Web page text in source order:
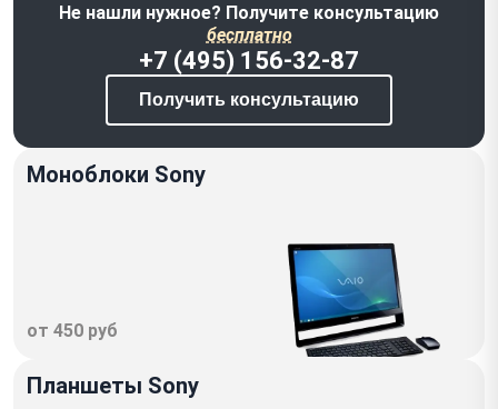
Не нашли нужное? Получите консультацию
бесплатно
+7 (495) 156-32-87
Получить консультацию
Моноблоки Sony
от 450 руб
Планшеты Sony